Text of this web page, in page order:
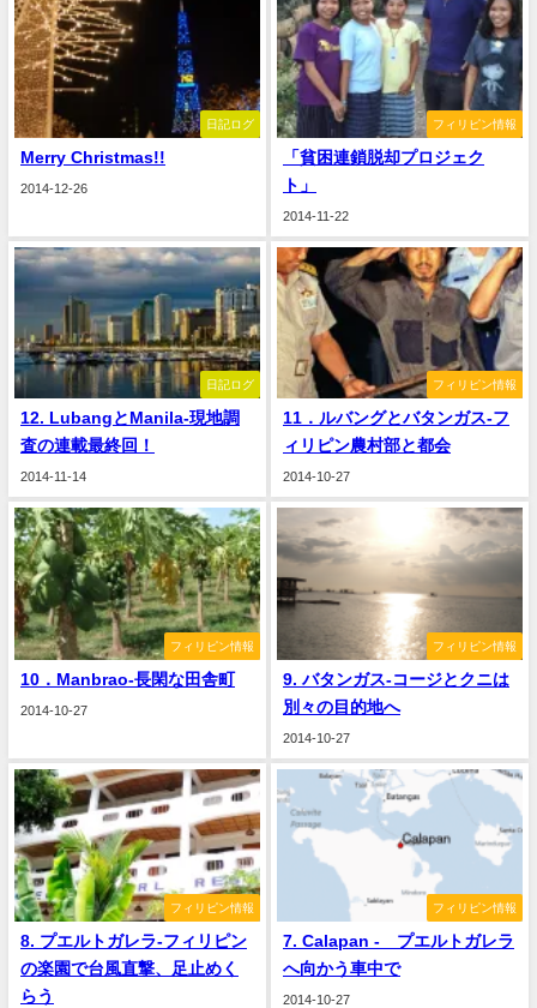
日記ログ
Merry Christmas!!
2014-12-26
フィリピン情報
「貧困連鎖脱却プロジェク
ト」
2014-11-22
日記ログ
12. LubangとManila-現地調
査の連載最終回！
2014-11-14
フィリピン情報
11．ルバングとバタンガス-フ
ィリピン農村部と都会
2014-10-27
フィリピン情報
10．Manbrao-長閑な田舎町
2014-10-27
フィリピン情報
9. バタンガス-コージとクニは
別々の目的地へ
2014-10-27
フィリピン情報
8. プエルトガレラ-フィリピン
の楽園で台風直撃、足止めく
らう
フィリピン情報
7. Calapan - プエルトガレラ
へ向かう車中で
2014-10-27